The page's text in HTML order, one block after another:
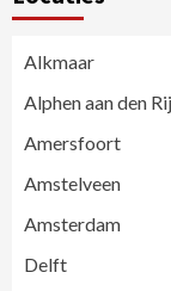
Alkmaar
Alphen aan den
Amersfoort
Amstelveen
Amsterdam
Delft